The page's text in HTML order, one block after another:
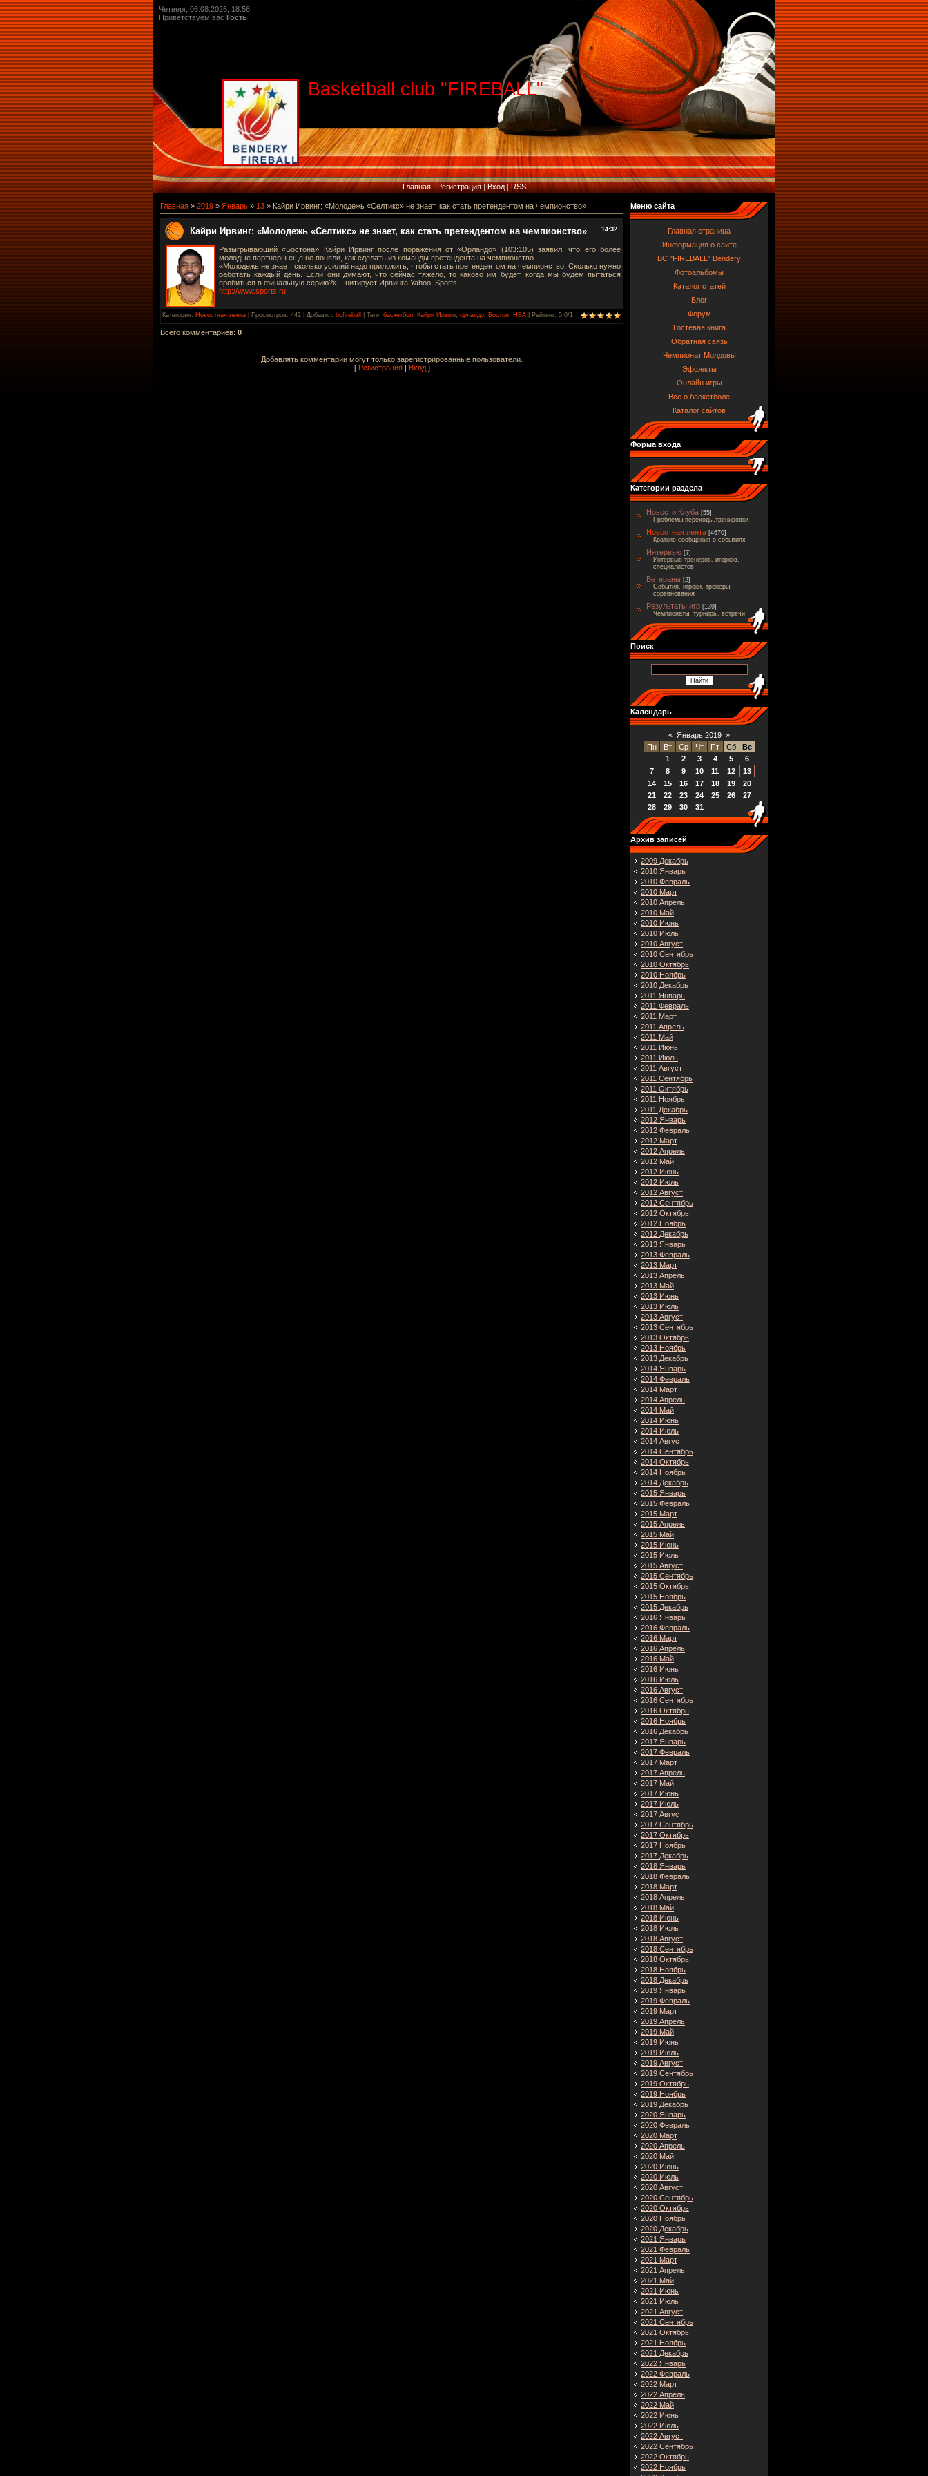
Четверг, 06.08.2026, 18:56
Приветствуем вас Гость
Basketball club "FIREBALL"
Главная|Регистрация|Вход|RSS
Главная » 2019 » Январь » 13 » Кайри Ирвинг: «Молодежь «Селтикс» не знает, как стать претендентом на чемпионство»
14:32
Кайри Ирвинг: «Молодежь «Селтикс» не знает, как стать претендентом на чемпионство»
Разыгрывающий «Бостона» Кайри Ирвинг после поражения от «Орландо» (103:105) заявил, что его более
молодые партнеры еще не поняли, как сделать из команды претендента на чемпионство.
«Молодежь не знает, сколько усилий надо приложить, чтобы стать претендентом на чемпионство. Сколько нужно
работать каждый день. Если они думают, что сейчас тяжело, то каково им будет, когда мы будем пытаться
пробиться в финальную серию?» – цитирует Ирвинга Yahoo! Sports.
http://www.sports.ru
Категория: Новостная лента Просмотров: 442 | Добавил: bcfireball Теги: баскетбол Кайри Ирвинг, орландо Бостон НБА Рейтинг: 5.0/1
Всего комментариев: 0
Добавлять комментарии могут только зарегистрированные пользователи.
[ Регистрация| Вход]
Меню сайта
Главная страница
Информация о сайте
BC "FIREBALL" Bendery
Фотоальбомы
Каталог статей
Блог
Форум
Гостевая книга
Обратная связь
Чемпионат Молдовы
Эффекты
Онлайн игры
Всё о баскетболе
Каталог сайтов
Форма входа
Категории раздела
Новости Клуба [55]
Проблемы,переходы,тренировки
Новостная лента [4670]
Краткие сообщения о событиях
Интервью [7]
Интервью тренеров, игорков,
специалистов
Ветераны [2]
События, игроки, тренеры,
соревнования
Результаты игр [139]
Чемпионаты, турниры, встречи
Поиск
Календарь
« Январь 2019 »
Пн
Вт Ср Чт Пт Сб
Вс
1
2 3 4 5
6
7
8 9 10 11 12
13
14
15 16 17 18 19
20
21
22 23 24 25 26
27
28
29 30 31
Архив записей
2009 Декабрь
2010 Январь
2010 Февраль
2010 Март
2010 Апрель
2010 Май
2010 Июнь
2010 Июль
2010 Август
2010 Сентябрь
2010 Октябрь
2010 Ноябрь
2010 Декабрь
2011 Январь
2011 Февраль
2011 Март
2011 Апрель
2011 Май
2011 Июнь
2011 Июль
2011 Август
2011 Сентябрь
2011 Октябрь
2011 Ноябрь
2011 Декабрь
2012 Январь
2012 Февраль
2012 Март
2012 Апрель
2012 Май
2012 Июнь
2012 Июль
2012 Август
2012 Сентябрь
2012 Октябрь
2012 Ноябрь
2012 Декабрь
2013 Январь
2013 Февраль
2013 Март
2013 Апрель
2013 Май
2013 Июнь
2013 Июль
2013 Август
2013 Сентябрь
2013 Октябрь
2013 Ноябрь
2013 Декабрь
2014 Январь
2014 Февраль
2014 Март
2014 Апрель
2014 Май
2014 Июнь
2014 Июль
2014 Август
2014 Сентябрь
2014 Октябрь
2014 Ноябрь
2014 Декабрь
2015 Январь
2015 Февраль
2015 Март
2015 Апрель
2015 Май
2015 Июнь
2015 Июль
2015 Август
2015 Сентябрь
2015 Октябрь
2015 Ноябрь
2015 Декабрь
2016 Январь
2016 Февраль
2016 Март
2016 Апрель
2016 Май
2016 Июнь
2016 Июль
2016 Август
2016 Сентябрь
2016 Октябрь
2016 Ноябрь
2016 Декабрь
2017 Январь
2017 Февраль
2017 Март
2017 Апрель
2017 Май
2017 Июнь
2017 Июль
2017 Август
2017 Сентябрь
2017 Октябрь
2017 Ноябрь
2017 Декабрь
2018 Январь
2018 Февраль
2018 Март
2018 Апрель
2018 Май
2018 Июнь
2018 Июль
2018 Август
2018 Сентябрь
2018 Октябрь
2018 Ноябрь
2018 Декабрь
2019 Январь
2019 Февраль
2019 Март
2019 Апрель
2019 Май
2019 Июнь
2019 Июль
2019 Август
2019 Сентябрь
2019 Октябрь
2019 Ноябрь
2019 Декабрь
2020 Январь
2020 Февраль
2020 Март
2020 Апрель
2020 Май
2020 Июнь
2020 Июль
2020 Август
2020 Сентябрь
2020 Октябрь
2020 Ноябрь
2020 Декабрь
2021 Январь
2021 Февраль
2021 Март
2021 Апрель
2021 Май
2021 Июнь
2021 Июль
2021 Август
2021 Сентябрь
2021 Октябрь
2021 Ноябрь
2021 Декабрь
2022 Январь
2022 Февраль
2022 Март
2022 Апрель
2022 Май
2022 Июнь
2022 Июль
2022 Август
2022 Сентябрь
2022 Октябрь
2022 Ноябрь